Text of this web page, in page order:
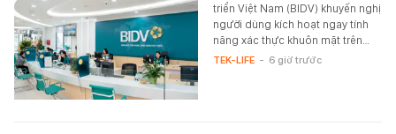
triển Việt Nam (BIDV) khuyến nghị
người dùng kích hoạt ngay tính
năng xác thực khuôn mặt trên…
TEK-LIFE - 6 giờ trước